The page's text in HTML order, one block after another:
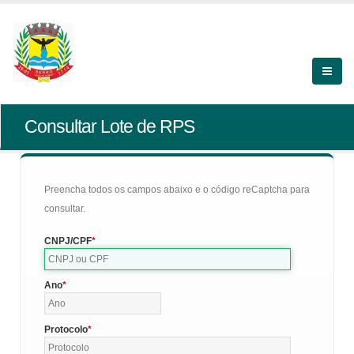
Consultar Lote de RPS
Preencha todos os campos abaixo e o código reCaptcha para
consultar.
CNPJ/CPF
Ano
Protocolo